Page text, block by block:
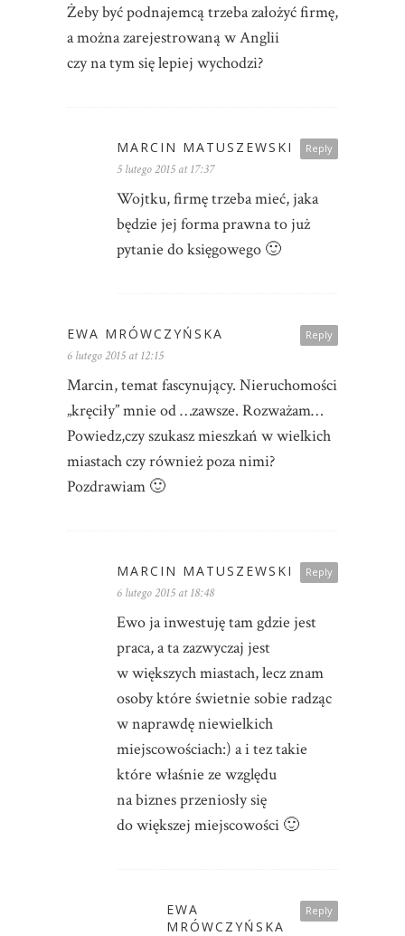
Żeby być podnajemcą trzeba założyć firmę,
a można zarejestrowaną w Anglii
czy na tym się lepiej wychodzi?
Reply
MARCIN MATUSZEWSKI
5 lutego 2015 at 17:37
Wojtku, firmę trzeba mieć, jaka
będzie jej forma prawna to już
pytanie do księgowego 🙂
Reply
EWA MRÓWCZYŃSKA
6 lutego 2015 at 12:15
Marcin, temat fascynujący. Nieruchomości
„kręciły” mnie od …zawsze. Rozważam…
Powiedz,czy szukasz mieszkań w wielkich
miastach czy również poza nimi?
Pozdrawiam 🙂
Reply
MARCIN MATUSZEWSKI
6 lutego 2015 at 18:48
Ewo ja inwestuję tam gdzie jest
praca, a ta zazwyczaj jest
w większych miastach, lecz znam
osoby które świetnie sobie radząc
w naprawdę niewielkich
miejscowościach:) a i tez takie
które właśnie ze względu
na biznes przeniosły się
do większej miejscowości 🙂
Reply
EWA
MRÓWCZYŃSKA